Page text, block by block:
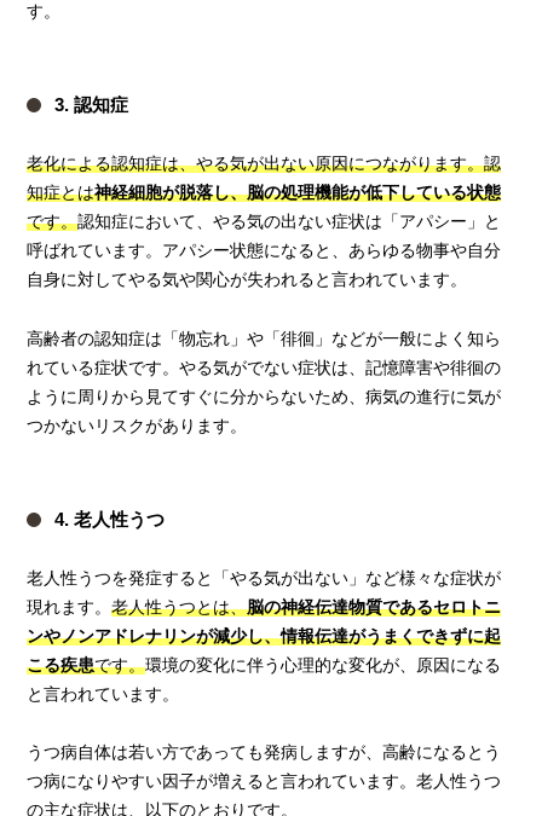
す。
3. 認知症
老化による認知症は、やる気が出ない原因につながります。認
知症とは神経細胞が脱落し、脳の処理機能が低下している状態
です。認知症において、やる気の出ない症状は「アパシー」と
呼ばれています。アパシー状態になると、あらゆる物事や自分
自身に対してやる気や関心が失われると言われています。
高齢者の認知症は「物忘れ」や「徘徊」などが一般によく知ら
れている症状です。やる気がでない症状は、記憶障害や徘徊の
ように周りから見てすぐに分からないため、病気の進行に気が
つかないリスクがあります。
4. 老人性うつ
老人性うつを発症すると「やる気が出ない」など様々な症状が
現れます。老人性うつとは、脳の神経伝達物質であるセロトニ
ンやノンアドレナリンが減少し、情報伝達がうまくできずに起
こる疾患です。環境の変化に伴う心理的な変化が、原因になる
と言われています。
うつ病自体は若い方であっても発病しますが、高齢になるとう
つ病になりやすい因子が増えると言われています。老人性うつ
の主な症状は、以下のとおりです。